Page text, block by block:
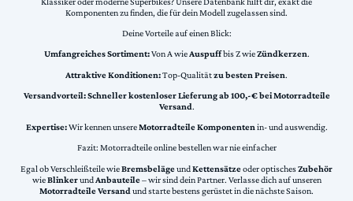
Komponenten zu finden, die für dein Modell zugelassen sind.
Deine Vorteile auf einen Blick:
Umfangreiches Sortiment:Von A wieAuspuffbis Z wieZündkerzen.
Attraktive Konditionen:Top-Qualitätzu besten Preisen.
Versandvorteil:Schneller kostenloser Lieferung ab 100,-€ bei Motorradteile
Versand.
Expertise:Wir kennen unsereMotorradteile Komponentenin- und auswendig.
Fazit: Motorradteile online bestellen war nie einfacher
Egal ob Verschleißteile wieBremsbelägeundKettensätzeoder optischesZubehör
wieBlinkerundAnbauteile– wir sind dein Partner. Verlasse dich auf unseren
Motorradteile Versand und starte bestens gerüstet in die nächste Saison.